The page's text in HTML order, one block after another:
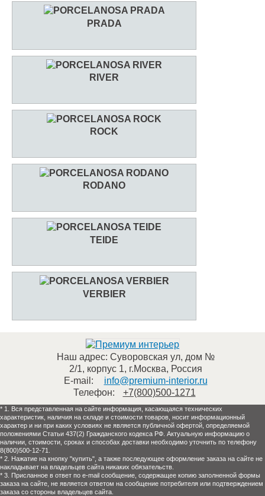
PRADA
RIVER
ROCK
RODANO
TEIDE
VERBIER
Наш адрес: Суворовская ул, дом №
2/1, корпус 1, г.Москва, Россия
E-mail:
info@premium-interior.ru
Телефон:
+7(800)500-1271
* 1. Вся представленная на сайте информация, касающаяся технических
характеристик, наличия на складе и стоимости товаров, носит информационный
характер и ни при каких условиях не является публичной офертой, определяемой
положениями Статьи 437(2) Гражданского кодекса РФ. Актуальную информацию о
наличии, стоимости, сроках и способах доставки необходимо уточнить по телефону
8(800)500-12-71.
* 2. Нажатие на кнопку "купить", а также последующее оформление заказа на сайте не
накладывает на владельцев сайта никаких обязательств.
* 3. Присланное в ответ по e-mail сообщение, содержащее копию заполненной формы
заказа на сайте, не является ответом на сообщение потребителя или подтверждением
заказа со стороны владельцев сайта.